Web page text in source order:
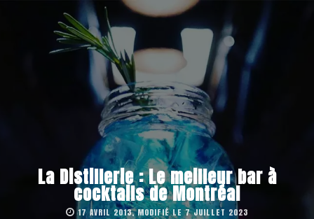
La Distillerie : Le meilleur bar à
cocktails de Montréal
17 AVRIL 2013, MODIFIÉ LE 7 JUILLET 2023